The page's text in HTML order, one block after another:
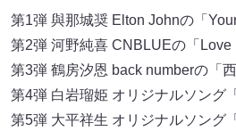
第1弾 與那城奨 Elton Johnの「
第2弾 河野純喜 CNBLUEの「Love
第3弾 鶴房汐恩 back numberの「
第4弾 白岩瑠姫 オリジナルソング
第5弾 大平祥生 オリジナルソング